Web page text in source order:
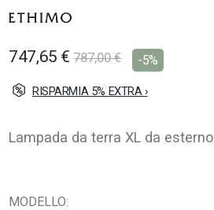
immagini
747,65 € 787,00 € -5%
RISPARMIA 5% EXTRA ›
Lampada da terra XL da esterno
MODELLO